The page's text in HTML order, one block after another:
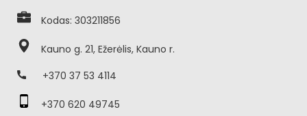
Kodas: 303211856
Kauno g. 21, Ežerėlis, Kauno r.
+370 37 53 4114
+370 620 49745